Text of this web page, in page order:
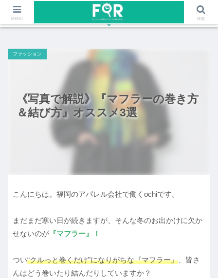
ファッションや福岡のワクワクする情報を発信！！
《写真で解説》『マフラーの巻き方
＆結び方』オススメ3選
ファッション
こんにちは。福岡のアパレル会社で働くochiです。
まだまだ寒い日が続きますが、そんな冬のお出かけに欠か
せないのが 『マフラー』！
つい“クルっと巻くだけ”になりがちな『マフラー』 、皆さ
んはどう巻いたり結んだりしていますか？
MENU 検索